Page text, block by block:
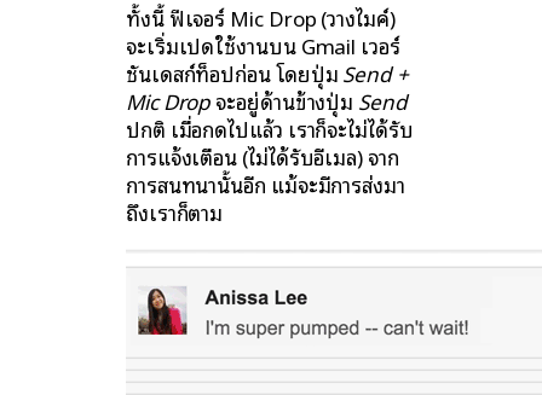
ทั้งนี้ ฟีเจอร์ Mic Drop (วางไมค์)
จะเริ่มเปิดใช้งานบน Gmail เวอร์
ชันเดสก์ท็อปก่อน โดยปุ่มSend +
Mic Dropจะอยู่ด้านข้างปุ่ม Send
ปกติ เมื่อกดไปแล้ว เราก็จะไม่ได้รับ
การแจ้งเตือน (ไม่ได้รับอีเมล) จาก
การสนทนานั้นอีก แม้จะมีการส่งมา
ถึงเราก็ตาม